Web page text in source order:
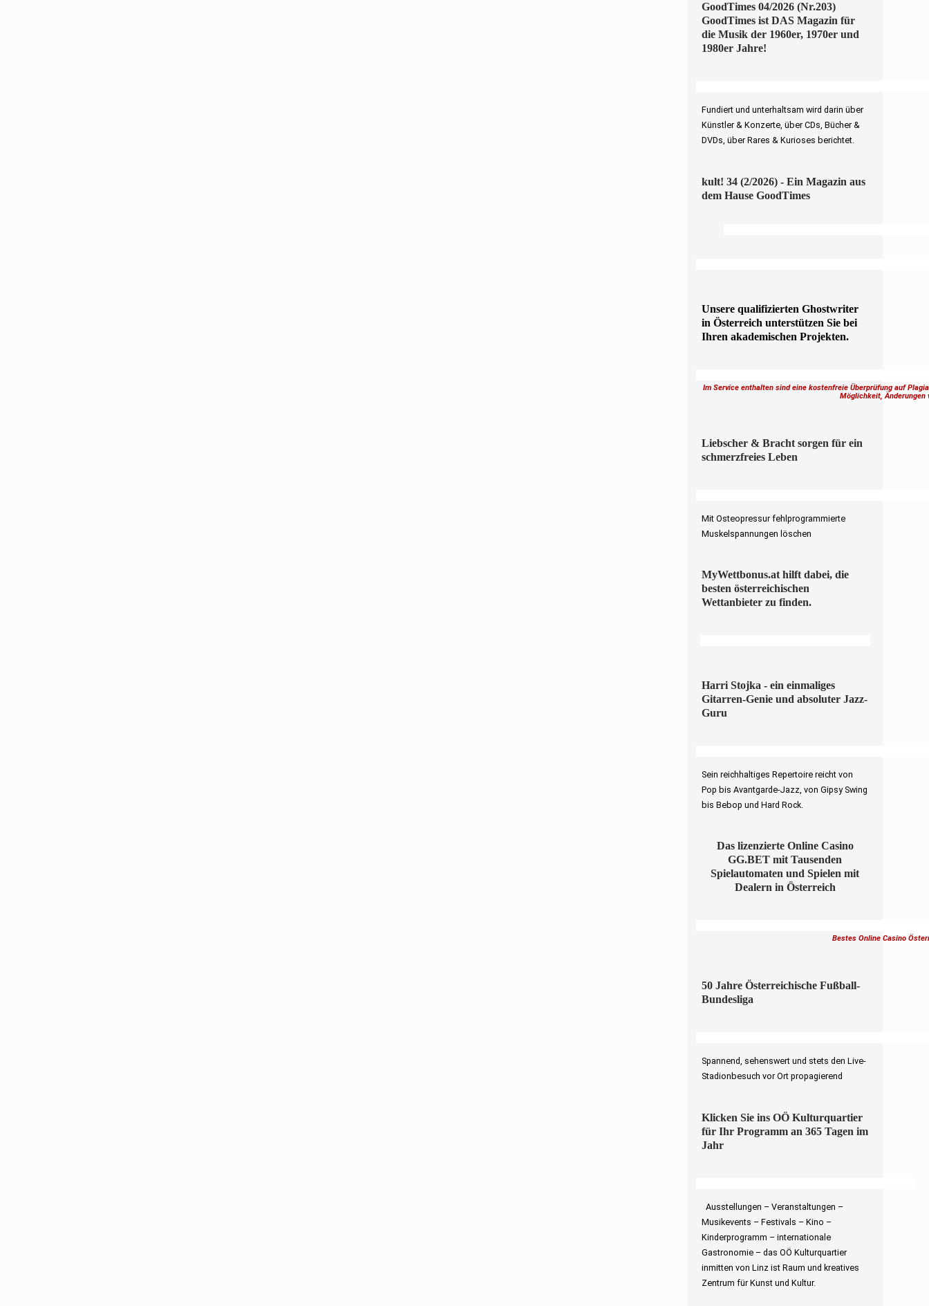
GoodTimes 04/2026 (Nr.203)
GoodTimes ist DAS Magazin für
die Musik der 1960er, 1970er und
1980er Jahre!
Fundiert und unterhaltsam wird darin über
Künstler & Konzerte, über CDs, Bücher &
DVDs, über Rares & Kurioses berichtet.
kult! 34 (2/2026) - Ein Magazin aus
dem Hause GoodTimes
Unsere qualifizierten Ghostwriter
in Österreich unterstützen Sie bei
Ihren akademischen Projekten.
Im Service enthalten sind eine kostenfreie Überprüfung auf
Möglichkeit,
Liebscher & Bracht sorgen für ein
schmerzfreies Leben
Mit Osteopressur fehlprogrammierte
Muskelspannungen löschen
MyWettbonus.at hilft dabei, die
besten österreichischen
Wettanbieter zu finden.
Harri Stojka - ein einmaliges
Gitarren-Genie und absoluter Jazz-
Guru
Sein reichhaltiges Repertoire reicht von
Pop bis Avantgarde-Jazz, von Gipsy Swing
bis Bebop und Hard Rock.
Das lizenzierte Online Casino
GG.BET mit Tausenden
Spielautomaten und Spielen mit
Dealern in Österreich
Bestes Online Casino
50 Jahre Österreichische Fußball-
Bundesliga
Spannend, sehenswert und stets den Live-
Stadionbesuch vor Ort propagierend
Klicken Sie ins OÖ Kulturquartier
für Ihr Programm an 365 Tagen im
Jahr
Ausstellungen – Veranstaltungen –
Musikevents – Festivals – Kino –
Kinderprogramm – internationale
Gastronomie – das OÖ Kulturquartier
inmitten von Linz ist Raum und kreatives
Zentrum für Kunst und Kultur.